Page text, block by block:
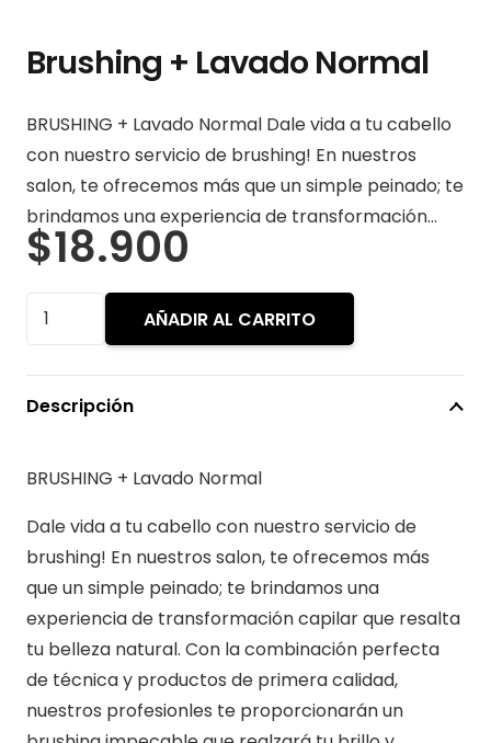
Brushing + Lavado Normal
BRUSHING + Lavado Normal Dale vida a tu cabello
con nuestro servicio de brushing! En nuestros
salon, te ofrecemos más que un simple peinado; te
brindamos una experiencia de transformación…
$18.900
Brushing
Normal
AÑADIR AL CARRITO
Descripción
BRUSHING + Lavado Normal
Dale vida a tu cabello con nuestro servicio de
brushing! En nuestros salon, te ofrecemos más
que un simple peinado; te brindamos una
experiencia de transformación capilar que resalta
tu belleza natural. Con la combinación perfecta
de técnica y productos de primera calidad,
nuestros profesionles te proporcionarán un